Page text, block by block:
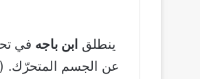
ينطلق ابن باجه في
عن الجسم المتحرّك.